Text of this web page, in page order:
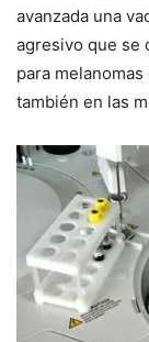
avanzada una
agresivo que se
para
también en las